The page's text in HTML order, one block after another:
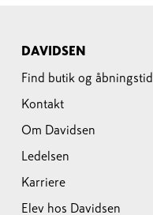
DAVIDSEN
Find butik og
Kontakt
Om Davidsen
Ledelsen
Karriere
Elev hos Davidsen